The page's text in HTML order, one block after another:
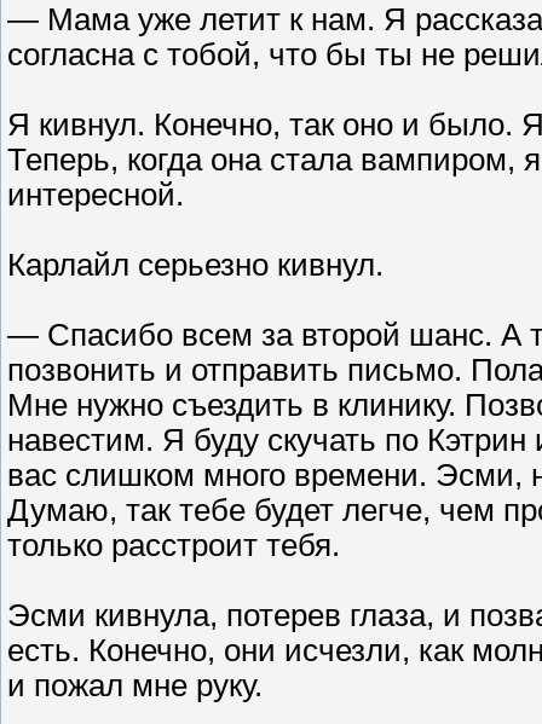
— Мама уже летит к нам. Я
согласна с тобой, что бы ты не
Я кивнул. Конечно, так оно и было.
Теперь, когда она стала вампиром,
интересной.
Карлайл серьезно кивнул.
— Спасибо всем за второй шанс. А
позвонить и отправить письмо.
Мне нужно съездить в клинику.
навестим. Я буду скучать по
вас слишком много времени. Эсми,
Думаю, так тебе будет легче, чем
только расстроит тебя.
Эсми кивнула, потерев глаза, и
есть. Конечно, они исчезли, как
и пожал мне руку.